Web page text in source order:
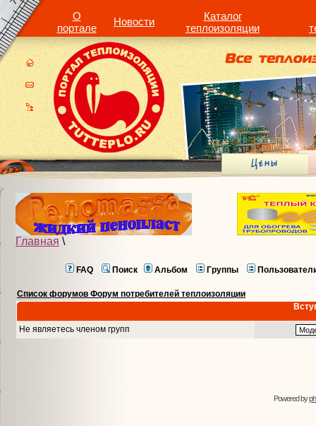
О
портале
Новости
Каталог
теплоизоляции
Главная \
FAQ Поиск Альбом Группы
Список форумов Форум потребителей теплоизоляции
Не являетесь членом групп
Powered by